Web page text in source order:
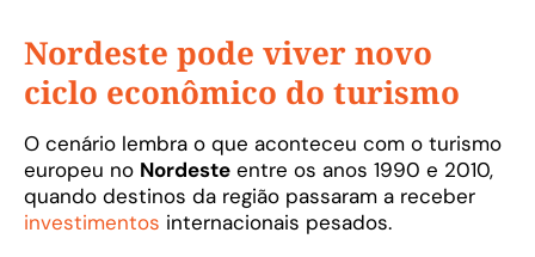
Nordeste pode viver novo
ciclo econômico do turismo
O cenário lembra o que aconteceu com o turismo
europeu no Nordeste entre os anos 1990 e 2010,
quando destinos da região passaram a receber
investimentos internacionais pesados.